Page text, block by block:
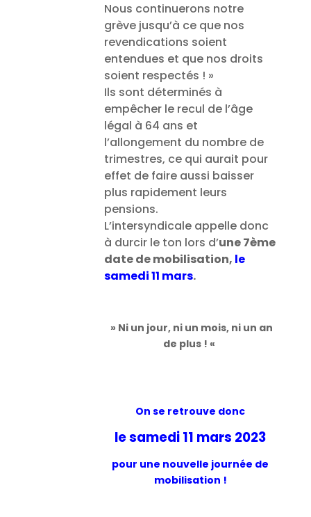
Nous continuerons notre
grève jusqu’à ce que nos
revendications soient
entendues et que nos droits
soient respectés ! »
Ils sont déterminés à
empêcher le recul de l’âge
légal à 64 ans et
l’allongement du nombre de
trimestres, ce qui aurait pour
effet de faire aussi baisser
plus rapidement leurs
pensions.
L’intersyndicale appelle donc
à durcir le ton lors d’une 7ème
date de mobilisation, le
samedi 11 mars.
» Ni un jour, ni un mois, ni un an
de plus ! «
On se retrouve donc
le samedi 11 mars 2023
pour une nouvelle journée de
mobilisation !